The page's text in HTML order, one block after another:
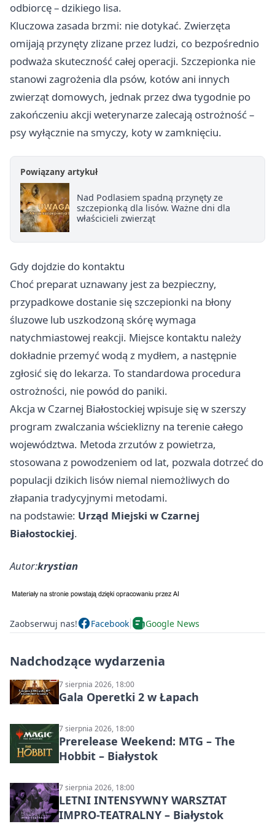
odbiorcę – dzikiego lisa.
Kluczowa zasada brzmi: nie dotykać. Zwierzęta
omijają przynęty zlizane przez ludzi, co bezpośrednio
podważa skuteczność całej operacji. Szczepionka nie
stanowi zagrożenia dla psów, kotów ani innych
zwierząt domowych, jednak przez dwa tygodnie po
zakończeniu akcji weterynarze zalecają ostrożność –
psy wyłącznie na smyczy, koty w zamknięciu.
Powiązany artykuł
Nad Podlasiem spadną przynęty ze
szczepionką dla lisów. Ważne dni dla
właścicieli zwierząt
Gdy dojdzie do kontaktu
Choć preparat uznawany jest za bezpieczny,
przypadkowe dostanie się szczepionki na błony
śluzowe lub uszkodzoną skórę wymaga
natychmiastowej reakcji. Miejsce kontaktu należy
dokładnie przemyć wodą z mydłem, a następnie
zgłosić się do lekarza. To standardowa procedura
ostrożności, nie powód do paniki.
Akcja w Czarnej Białostockiej wpisuje się w szerszy
program zwalczania wścieklizny na terenie całego
województwa. Metoda zrzutów z powietrza,
stosowana z powodzeniem od lat, pozwala dotrzeć do
populacji dzikich lisów niemal niemożliwych do
złapania tradycyjnymi metodami.
na podstawie: Urząd Miejski w Czarnej
Białostockiej.
Autor:krystian
Zaobserwuj nas! Facebook Google News
Nadchodzące wydarzenia
7 sierpnia 2026, 18:00
Gala Operetki 2 w Łapach
7 sierpnia 2026, 18:00
Prerelease Weekend: MTG – The
Hobbit – Białystok
7 sierpnia 2026, 18:00
LETNI INTENSYWNY WARSZTAT
IMPRO-TEATRALNY – Białystok